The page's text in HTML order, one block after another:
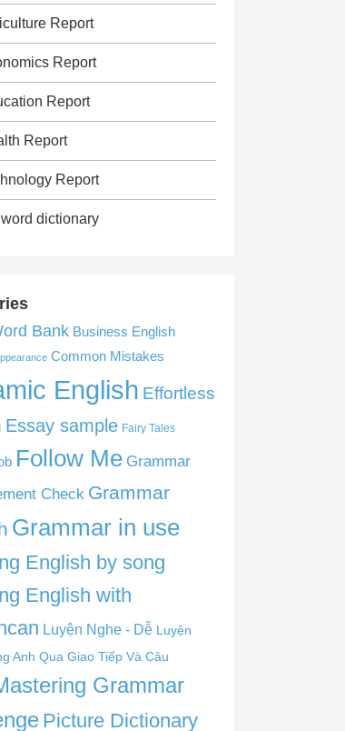
Report
Report
Report
Report
Report
dictionary
Bank Business English
Common Mistakes
English Effortless
Essay sample Fairy Tales
Follow Me Grammar
Check Grammar
Grammar in use
English by song
English with
Luyện Nghe - Dễ Luyện
Anh Qua Giao Tiếp Và Câu
Grammar
Picture Dictionary